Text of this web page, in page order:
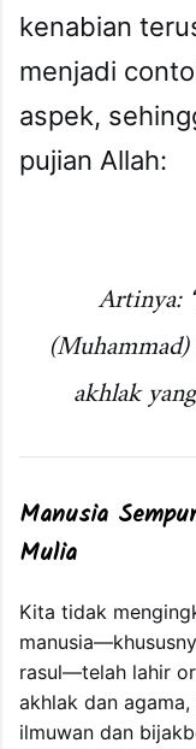
kenabian
menjadi
aspek,
pujian Allah:
Artinya:
akhlak
Manusia
Mulia
Kita tidak
rasul—telah lahir
akhlak dan
ilmuwan dan